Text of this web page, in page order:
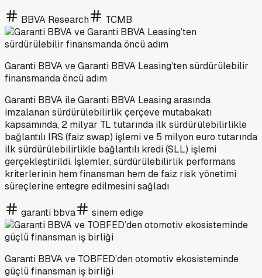
BBVA Research TCMB
Garanti BBVA ve Garanti BBVA Leasing’ten sürdürülebilir
finansmanda öncü adım
Garanti BBVA ile Garanti BBVA Leasing arasında
imzalanan sürdürülebilirlik çerçeve mutabakatı
kapsamında, 2 milyar TL tutarında ilk sürdürülebilirlikle
bağlantılı IRS (faiz swap) işlemi ve 5 milyon euro tutarında
ilk sürdürülebilirlikle bağlantılı kredi (SLL) işlemi
gerçekleştirildi. İşlemler, sürdürülebilirlik performans
kriterlerinin hem finansman hem de faiz risk yönetimi
süreçlerine entegre edilmesini sağladı
garanti bbva sinem edige
Garanti BBVA ve TOBFED’den otomotiv ekosisteminde
güçlü finansman iş birliği